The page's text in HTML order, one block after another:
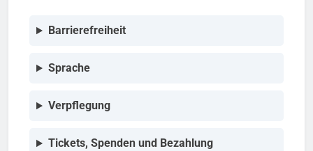
Barrierefreiheit
Sprache
Verpflegung
Tickets, Spenden und Bezahlung